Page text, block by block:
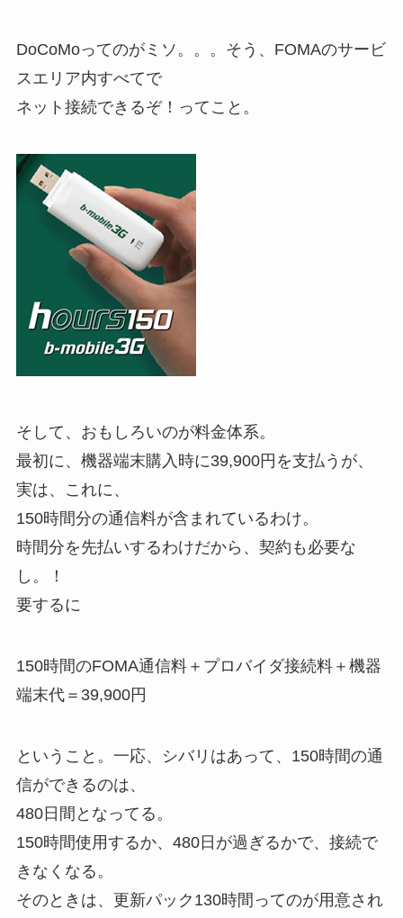
DoCoMoってのがミソ。。。そう、FOMAのサービ
スエリア内すべてで
ネット接続できるぞ！ってこと。
そして、おもしろいのが料金体系。
最初に、機器端末購入時に39,900円を支払うが、
実は、これに、
150時間分の通信料が含まれているわけ。
時間分を先払いするわけだから、契約も必要な
し。！
要するに
150時間のFOMA通信料＋プロバイダ接続料＋機器
端末代＝39,900円
ということ。一応、シバリはあって、150時間の通
信ができるのは、
480日間となってる。
150時間使用するか、480日が過ぎるかで、接続で
きなくなる。
そのときは、更新パック130時間ってのが用意され